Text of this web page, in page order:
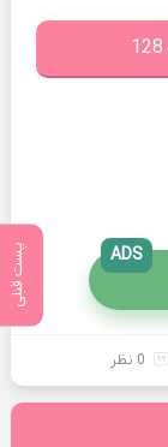
پست قبلی ADS
0 نظر